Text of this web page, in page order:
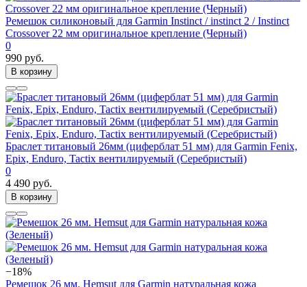
Ремешок силиконовый для Garmin Instinct / instinct 2 / Instinct
Crossover 22 мм оригинальное крепление (Черный)
0
990 руб.
В корзину
Браслет титановый 26мм (циферблат 51 мм) для Garmin Fenix,
Epix, Enduro, Tactix вентилируемый (Серебристый)
0
4 490 руб.
В корзину
−18%
Ремешок 26 мм. Hemsut для Garmin натуральная кожа